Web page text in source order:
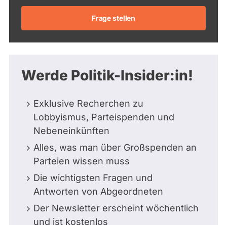
Frage stellen
Werde Politik-Insider:in!
Exklusive Recherchen zu
Lobbyismus, Parteispenden und
Nebeneinkünften
Alles, was man über Großspenden an
Parteien wissen muss
Die wichtigsten Fragen und
Antworten von Abgeordneten
Der Newsletter erscheint wöchentlich
und ist kostenlos